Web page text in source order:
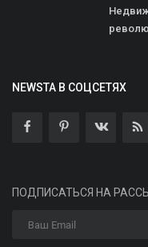
NEWSTA В СОЦСЕТЯХ
ПОДПИСАТЬСЯ НА